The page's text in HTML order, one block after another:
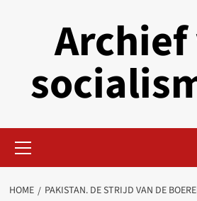
Archief
Menu
HOME
PAKISTAN. DE STRIJD VAN DE